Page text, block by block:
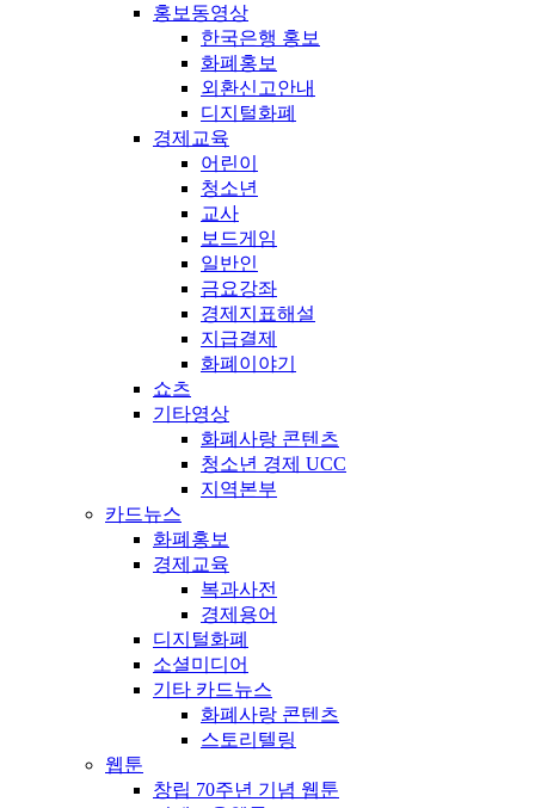
홍보동영상
한국은행 홍보
화폐홍보
외환신고안내
디지털화폐
경제교육
어린이
청소년
교사
보드게임
일반인
금요강좌
경제지표해설
지급결제
화폐이야기
쇼츠
기타영상
화폐사랑 콘텐츠
청소년 경제 UCC
지역본부
카드뉴스
화폐홍보
경제교육
복과사전
경제용어
디지털화폐
소셜미디어
기타 카드뉴스
화폐사랑 콘텐츠
스토리텔링
웹툰
창립 70주년 기념 웹툰